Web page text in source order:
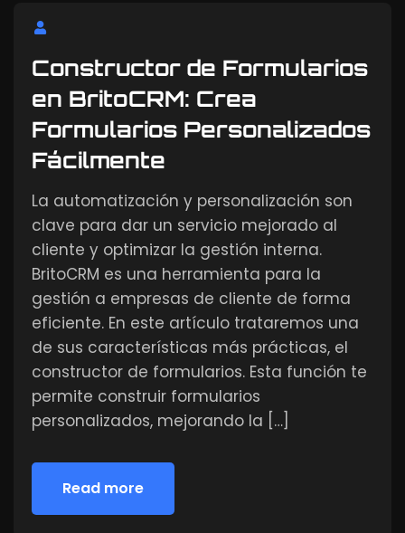
Constructor de Formularios
en BritoCRM: Crea
Formularios Personalizados
Fácilmente
La automatización y personalización son
clave para dar un servicio mejorado al
cliente y optimizar la gestión interna.
BritoCRM es una herramienta para la
gestión a empresas de cliente de forma
eficiente. En este artículo trataremos una
de sus características más prácticas, el
constructor de formularios. Esta función te
permite construir formularios
personalizados, mejorando la […]
Read more